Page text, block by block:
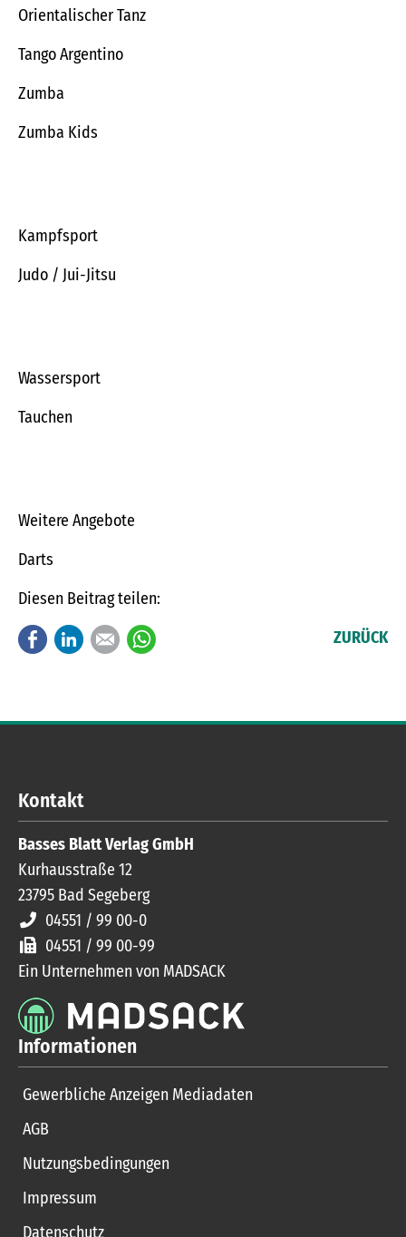
Orientalischer Tanz
Tango Argentino
Zumba
Zumba Kids
Kampfsport
Judo / Jui-Jitsu
Wassersport
Tauchen
Weitere Angebote
Darts
Diesen Beitrag teilen:
FacebookLinkedInE-mail ZURÜCK
Kontakt
Basses Blatt Verlag GmbH
Kurhausstraße 12
23795 Bad Segeberg
04551 / 99 00-0
04551 / 99 00-99
Ein Unternehmen von MADSACK
Informationen
Gewerbliche Anzeigen Mediadaten
AGB
Nutzungsbedingungen
Impressum
Datenschutz